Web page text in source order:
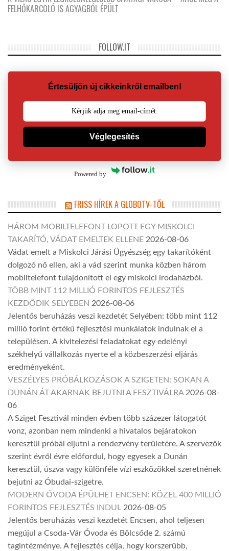
FELHŐKARCOLÓ IS AGYAGBÓL ÉPÜLT
FOLLOW.IT
Értesüljön új cikkeinkről emailben!
Véglegesítés
Powered by
FRISS HÍREK A GLOBOTV-TŐL
HÁROM MOBILTELEFONT LOPOTT EGY MISKOLCI
TAKARÍTÓ, VÁDAT EMELTEK ELLENE 2026-08-06
Vádat emelt a Miskolci Járási Ügyészség egy takarítóként
dolgozó nő ellen, aki a vád szerint munka közben három
mobiltelefont tulajdonított el egy miskolci irodaházból.
TÖBB MINT 112 MILLIÓ FORINTOS FEJLESZTÉS
KEZDŐDIK SELYEBEN 2026-08-06
Jelentős beruházás veszi kezdetét Selyében: több mint 112
millió forint értékű fejlesztési munkálatok indulnak el a
településen. A kivitelezési feladatokat egy edelényi
székhelyű vállalkozás nyerte el a közbeszerzési eljárás
eredményeként.
VESZÉLYES PRÓBÁLKOZÁSOK A SZIGETEN: SOKAN A
DUNÁN ÁT AKARNAK BEJUTNI A FESZTIVÁLRA 2026-08-
06
A Sziget Fesztivál minden évben több százezer látogatót
vonz, azonban nem mindenki a hivatalos bejáratokon
keresztül próbál eljutni a rendezvény területére. A szervezők
szerint évről évre előfordul, hogy egyesek a Dunán
keresztül, úszva vagy különféle vízi eszközökkel szeretnének
bejutni az Óbudai-szigetre.
MODERN ÓVODA ÉPÜLHET ENCSEN: KÖZEL 400 MILLIÓ
FORINTOS FEJLESZTÉS INDUL 2026-08-05
Jelentős beruházás veszi kezdetét Encsen, ahol teljesen
megújul a Csoda-Vár Óvoda és Bölcsőde 2. számú
tagintézménye. A fejlesztés célja, hogy korszerűbb,